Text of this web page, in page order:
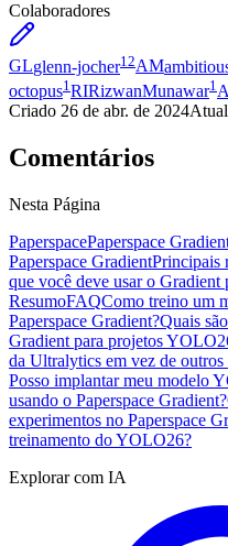
Colaboradores
GLglenn-jocher12AM
octopus1 RIRizwanMunawar1
Criado 26 de abr. de 2024
Comentários
Nesta Página
PaperspacePaperspace
Paperspace GradientPrincipais
que você deve usar o
ResumoFAQComo treino um
Paperspace Gradient?Quais
Gradient para projetos
da Ultralytics em vez de outros
Posso implantar meu modelo
usando o Paperspace Gradient?
experimentos no Paperspace
treinamento do YOLO26?
Explorar com IA